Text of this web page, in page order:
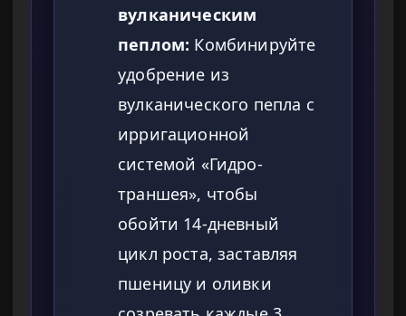
вулканическим
пеплом: Комбинируйте
удобрение из
вулканического пепла с
ирригационной
системой «Гидро-
траншея», чтобы
обойти 14-дневный
цикл роста, заставляя
пшеницу и оливки